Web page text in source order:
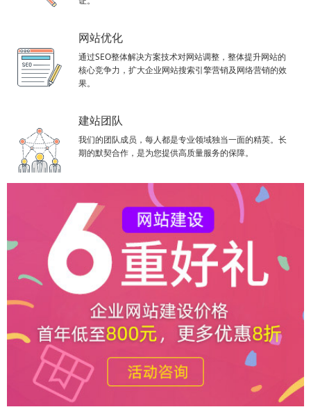
网站优化
通过SEO整体解决方案技术对网站调整，整体提升网站的
核心竞争力，扩大企业网站搜索引擎营销及网络营销的效
果。
建站团队
我们的团队成员，每人都是专业领域独当一面的精英。长
期的默契合作，是为您提供高质量服务的保障。